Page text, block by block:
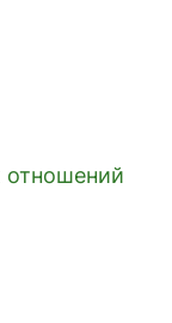
отношений